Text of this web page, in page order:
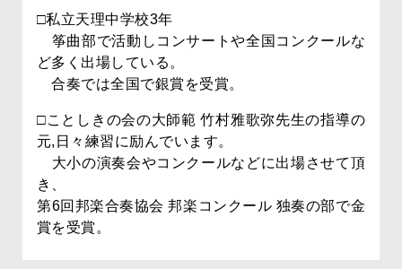
□私立天理中学校3年
筝曲部で活動しコンサートや全国コンクールな
ど多く出場している。
合奏では全国で銀賞を受賞。
□ことしきの会の大師範 竹村雅歌弥先生の指導の
元,日々練習に励んでいます。
大小の演奏会やコンクールなどに出場させて頂
き、
第6回邦楽合奏協会 邦楽コンクール 独奏の部で金
賞を受賞。